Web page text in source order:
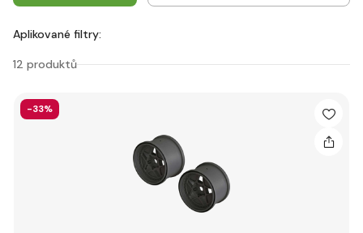
Aplikované filtry:
12 produktů
-33%